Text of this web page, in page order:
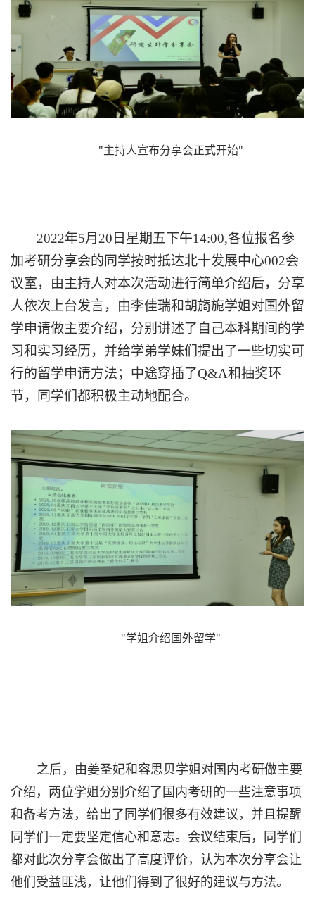
"主持人宣布分享会正式开始"
2022年5月20日星期五下午14:00,各位报名参
加考研分享会的同学按时抵达北十发展中心002会
议室，由主持人对本次活动进行简单介绍后，分享
人依次上台发言，由李佳瑞和胡旖旎学姐对国外留
学申请做主要介绍，分别讲述了自己本科期间的学
习和实习经历，并给学弟学妹们提出了一些切实可
行的留学申请方法；中途穿插了Q&A和抽奖环
节，同学们都积极主动地配合。
"学姐介绍国外留学"
之后，由姜圣妃和容思贝学姐对国内考研做主要
介绍，两位学姐分别介绍了国内考研的一些注意事项
和备考方法，给出了同学们很多有效建议，并且提醒
同学们一定要坚定信心和意志。会议结束后，同学们
都对此次分享会做出了高度评价，认为本次分享会让
他们受益匪浅，让他们得到了很好的建议与方法。